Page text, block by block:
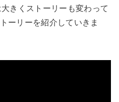
きくストーリーも変わって
ーリーを紹介していきま